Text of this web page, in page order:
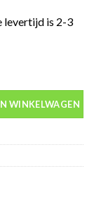
levertijd is 2-3
400ml aantal
WINKELWAGEN